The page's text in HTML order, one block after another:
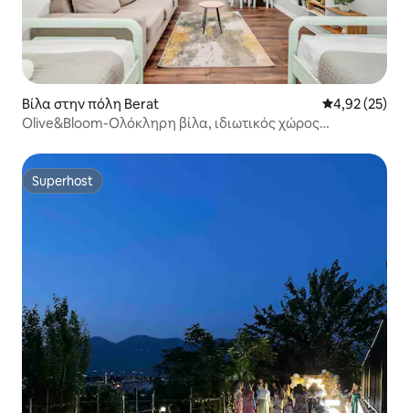
Βίλα στην πόλη Berat Μέση
4,92 (25)
Olive&Bloom-Ολόκληρη βίλα, ιδιωτικός χώρος
Superhost
Superhost